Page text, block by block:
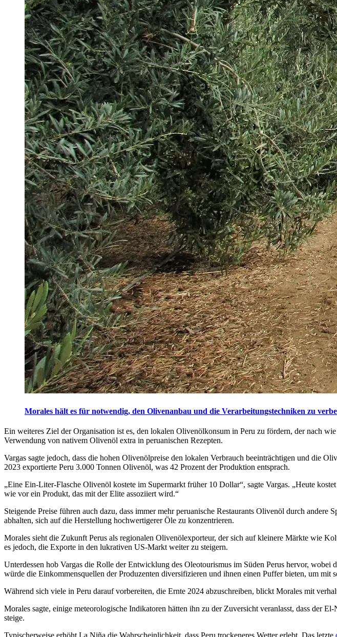
Morales hält es für notwendig, den Olivenanbau und die Verarbeitungstechniken zu
Ein weiteres Ziel der Organisation ist es, den lokalen Olivenölkonsum in Peru zu fördern, der nach
Verwendung von nativem Olivenöl extra in peruanischen Rezepten.
Vargas sagte jedoch, dass die hohen Olivenölpreise den lokalen Verbrauch beeinträchtigen und die
2023 exportierte Peru 3.000 Tonnen Olivenöl, was 42 Prozent der Produktion entsprach.
„Eine Ein-Liter-Flasche Olivenöl kostete im Supermarkt früher 10 Dollar“, sagte Vargas. „Heute
wie vor ein Produkt, das mit der Elite assoziiert wird.“
Steigende Preise führen auch dazu, dass immer mehr peruanische Restaurants Olivenöl durch
abhalten, sich auf die Herstellung hochwertigerer Öle zu konzentrieren.
Morales sieht die Zukunft Perus als regionalen Olivenölexporteur, der sich auf kleinere Märkte wie
es jedoch, die Exporte in den lukrativen US-Markt weiter zu steigern.
Unterdessen hob Vargas die Rolle der Ent­wick­lung des Oleo­tourismus im Süden Perus hervor,
würde die Einkommensquellen der Produzenten diver­sifizi­eren und ihnen einen Puffer bieten, um
Während sich viele in Peru darauf vorbereiten, die Ernte 2024 abzuschreiben, blickt Morales mit
Morales sagte, einige me­te­o­ro­lo­gi­sche Indi­ka­to­ren hätten ihn zu der Zu­versicht veran­lasst, dass der
steige.
Typischerweise erhöht La Niña die Wahrscheinlichkeit, dass Peru trockeneres Wetter erlebt. Das letzte